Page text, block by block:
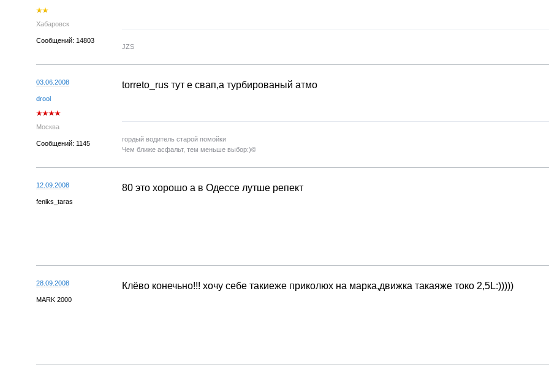
Хабаровск
Сообщений: 14803
JZS
03.06.2008
drool
Москва
Сообщений: 1145
torreto_rus тут е свап,а турбированый атмо
гордый водитель старой помойки
Чем ближе асфальт, тем меньше выбор:)©
12.09.2008
feniks_taras
80 это хорошо а в Одессе лутше репект
28.09.2008
MARK 2000
Клёво конечьно!!! хочу себе такиеже приколюх на марка,движка такаяже токо 2,5L:)))))